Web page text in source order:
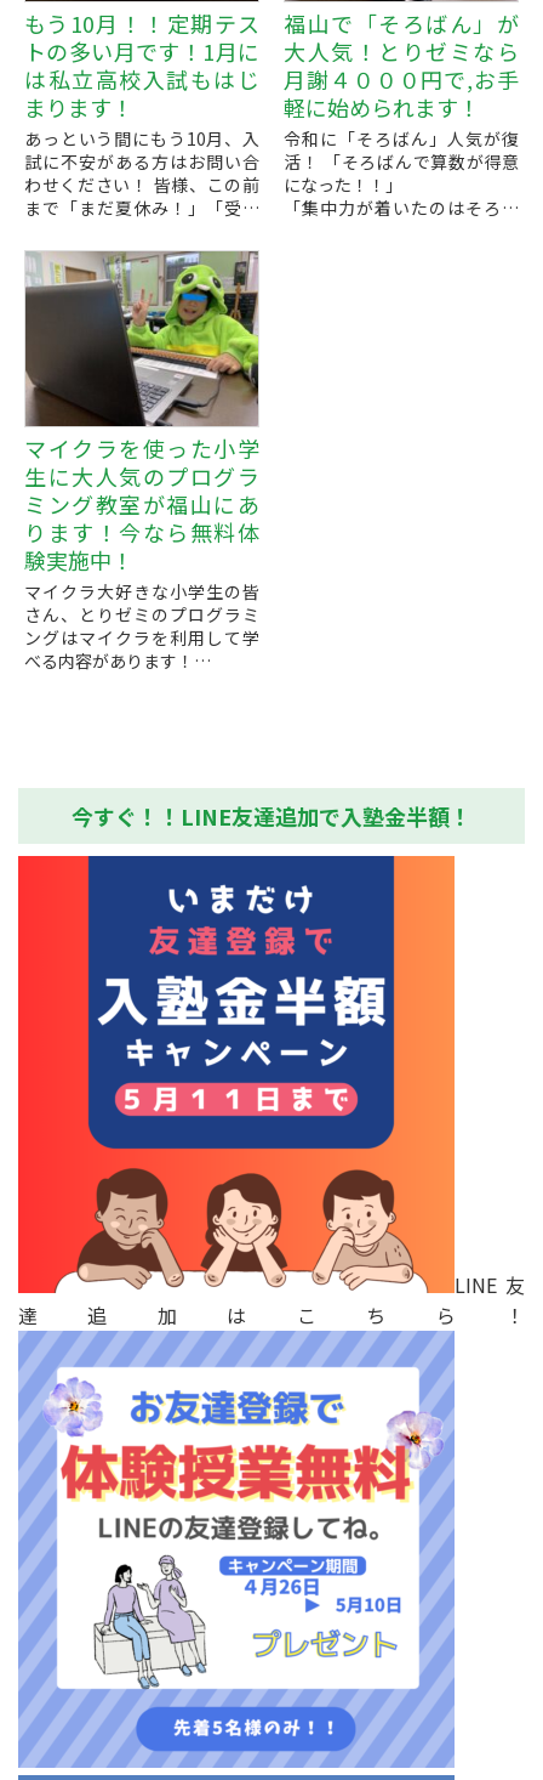
もう10月！！定期テス
トの多い月です！1月に
は私立高校入試もはじ
まります！
あっという間にもう10月、入
試に不安がある方はお問い合
わせください！ 皆様、この前
まで「まだ夏休み！」「受験
かと思いますが、はやくも10
月になりました！
毎年１１...
福山で「そろばん」が
大人気！とりゼミなら
月謝４０００円で,お手
軽に始められます！
令和に「そろばん」人気が復
活！ 「そろばんで算数が得意
になった！！」
「集中力が着いたのはそろば
マイクラを使った小学
生に大人気のプログラ
ミング教室が福山にあ
ります！今なら無料体
験実施中！
マイクラ大好きな小学生の皆
さん、とりゼミのプログラミ
ングはマイクラを利用して学
べる内容があります！
今すぐ！！LINE友達追加で入塾金半額！
LINE友
達追加はこちら！